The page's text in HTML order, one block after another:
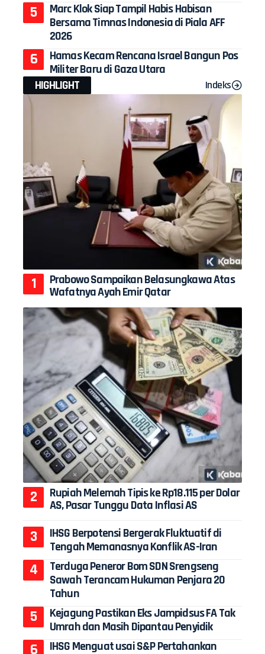
Marc Klok Siap Tampil Habis Habisan
Bersama Timnas Indonesia di Piala AFF
2026
Hamas Kecam Rencana Israel Bangun Pos
Militer Baru di Gaza Utara
HIGHLIGHT
Indeks
Prabowo Sampaikan Belasungkawa Atas
Wafatnya Ayah Emir Qatar
Rupiah Melemah Tipis ke Rp18.115 per Dolar
AS, Pasar Tunggu Data Inflasi AS
IHSG Berpotensi Bergerak Fluktuatif di
Tengah Memanasnya Konflik AS-Iran
Terduga Peneror Bom SDN Srengseng
Sawah Terancam Hukuman Penjara 20
Tahun
Kejagung Pastikan Eks Jampidsus FA Tak
Umrah dan Masih Dipantau Penyidik
IHSG Menguat usai S&P Pertahankan